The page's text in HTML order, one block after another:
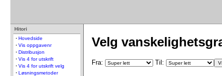
Hitori
Hovedside
Vis oppgavenr
Distribusjon
Vis 4 for utskrift
Vis 4 for utskrift velg
Løsningsmetoder
Velg
Fra: Til: